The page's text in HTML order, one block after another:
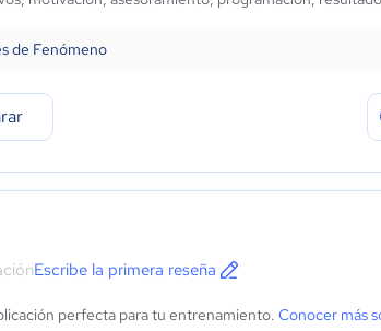
de Fenómeno
Escribe la primera reseña
perfecta para tu entrenamiento. Conocer más